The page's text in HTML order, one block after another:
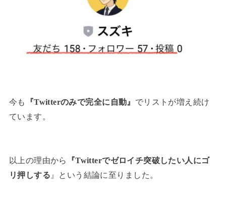
今も 『Twitterのみで完全に自動』 でリストが増え続け
ています。
以上の理由から
『Twitterでゼロイチ突破したい人にゴ
リ押しする』という結論に至りました。